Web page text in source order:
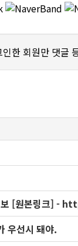
인한 회원만 댓글
보 [원본링크] -
우선시 돼야.